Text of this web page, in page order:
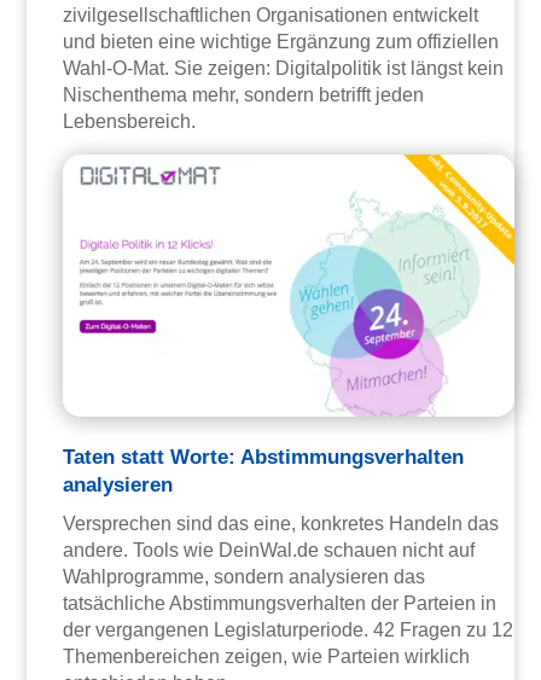
zivilgesellschaftlichen Organisationen entwickelt
und bieten eine wichtige Ergänzung zum offiziellen
Wahl-O-Mat. Sie zeigen: Digitalpolitik ist längst kein
Nischenthema mehr, sondern betrifft jeden
Lebensbereich.
Taten statt Worte: Abstimmungsverhalten
analysieren
Versprechen sind das eine, konkretes Handeln das
andere. Tools wie DeinWal.de schauen nicht auf
Wahlprogramme, sondern analysieren das
tatsächliche Abstimmungsverhalten der Parteien in
der vergangenen Legislaturperiode. 42 Fragen zu 12
Themenbereichen zeigen, wie Parteien wirklich